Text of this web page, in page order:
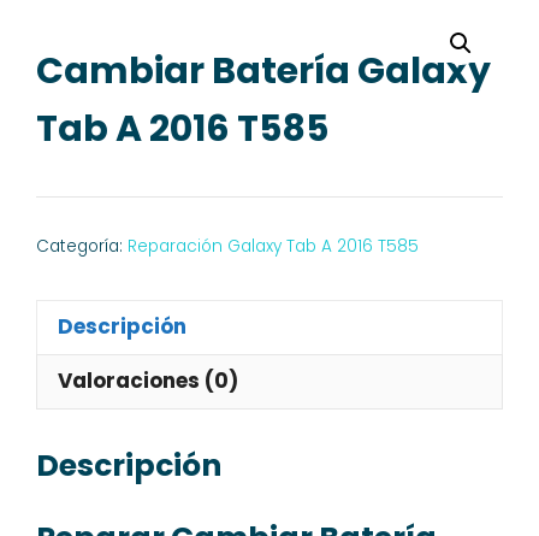
Cambiar Batería Galaxy
Tab A 2016 T585
Categoría: Reparación Galaxy Tab A 2016 T585
Descripción
Valoraciones (0)
Descripción